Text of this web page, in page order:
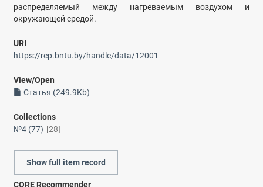
распределяемый между нагреваемым воздухом и
окружающей средой.
URI
https://rep.bntu.by/handle/data/12001
View/Open
Статья (249.9Kb)
Collections
№4 (77) [28]
Show full item record
CORE Recommender